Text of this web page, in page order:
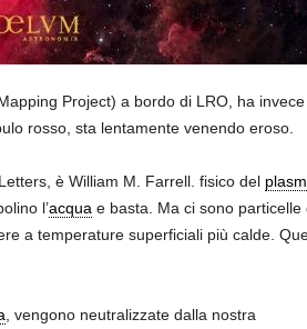
Project) a bordo di LRO, ha
rosso, sta lentamente venendo eroso.
è William M. Farrell. fisico del
l’acqua e basta. Ma ci sono
a temperature superficiali più calde.
, vengono neutralizzate dalla nostra